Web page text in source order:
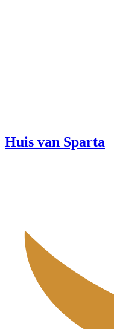
Huis van Sparta